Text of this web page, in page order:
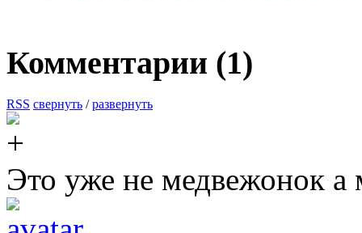
Комментарии (1)
RSS свернуть /развернуть
Это уже не медвежонок а